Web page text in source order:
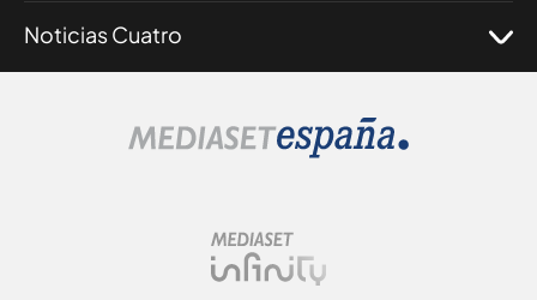
Noticias Cuatro